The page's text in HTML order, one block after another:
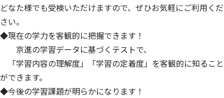
どなた様でも受検いただけますので、ぜひお気軽にご利用くだ
さい。
◆現在の学力を客観的に把握できます！
京進の学習データに基づくテストで、
「学習内容の理解度」「学習の定着度」を客観的に知ること
ができます。
◆今後の学習課題が明らかになります！